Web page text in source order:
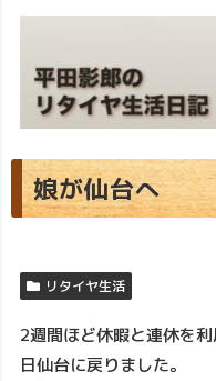
娘が仙台へ
リタイヤ生活
2週間ほど休暇と連休を
日仙台に戻りました。